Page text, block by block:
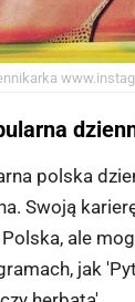
polska
Swoją
ale
jak